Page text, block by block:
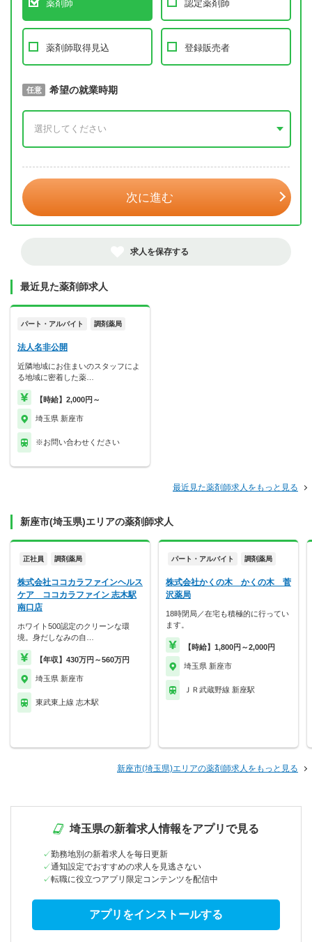
薬剤師 認定薬剤師
薬剤師取得見込 登録販売者
必須 取得予定年
任意 希望の就業時期
次に進む
求人を保存する
最近見た薬剤師求人
パート・アルバイト 調剤薬局
法人名非公開
近隣地域にお住まいのスタッフによ
る地域に密着した薬…
【時給】2,000円～
埼玉県 新座市
※お問い合わせください
最近見た薬剤師求人をもっと見る
新座市(埼玉県)エリアの薬剤師求人
正社員 調剤薬局
株式会社ココカラファインヘルス
ケア ココカラファイン 志木駅
南口店
ホワイト500認定のクリーンな環
境。身だしなみの自…
【年収】430万円～560万円
埼玉県 新座市
東武東上線 志木駅
パート・アルバイト 調剤薬局
株式会社かくの木 かくの木 菅
沢薬局
18時閉局／在宅も積極的に行ってい
ます。
【時給】1,800円～2,000円
埼玉県 新座市
ＪＲ武蔵野線 新座駅
新座市(埼玉県)エリアの薬剤師求人をもっと見る
埼玉県の新着求人情報をアプリで見る
勤務地別の新着求人を毎日更新
通知設定でおすすめの求人を見逃さない
転職に役立つアプリ限定コンテンツを配信中
アプリをインストールする